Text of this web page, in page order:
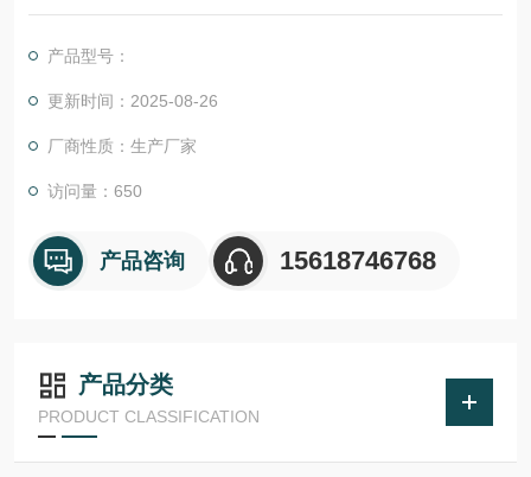
验。电子轻触开关，液晶菜单显示，无机械触点，安全可靠。试
水洗杯，每缸含24个杯子卡槽(大小各12个)，满足不同测试需
求。加热管无噪音、寿命长、温度控制精准。
产品型号：
更新时间：2025-08-26
厂商性质：生产厂家
访问量：650
产品咨询 15618746768
产品分类
PRODUCT CLASSIFICATION